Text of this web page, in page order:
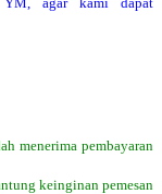
menerima pembayaran
keinginan pemesan